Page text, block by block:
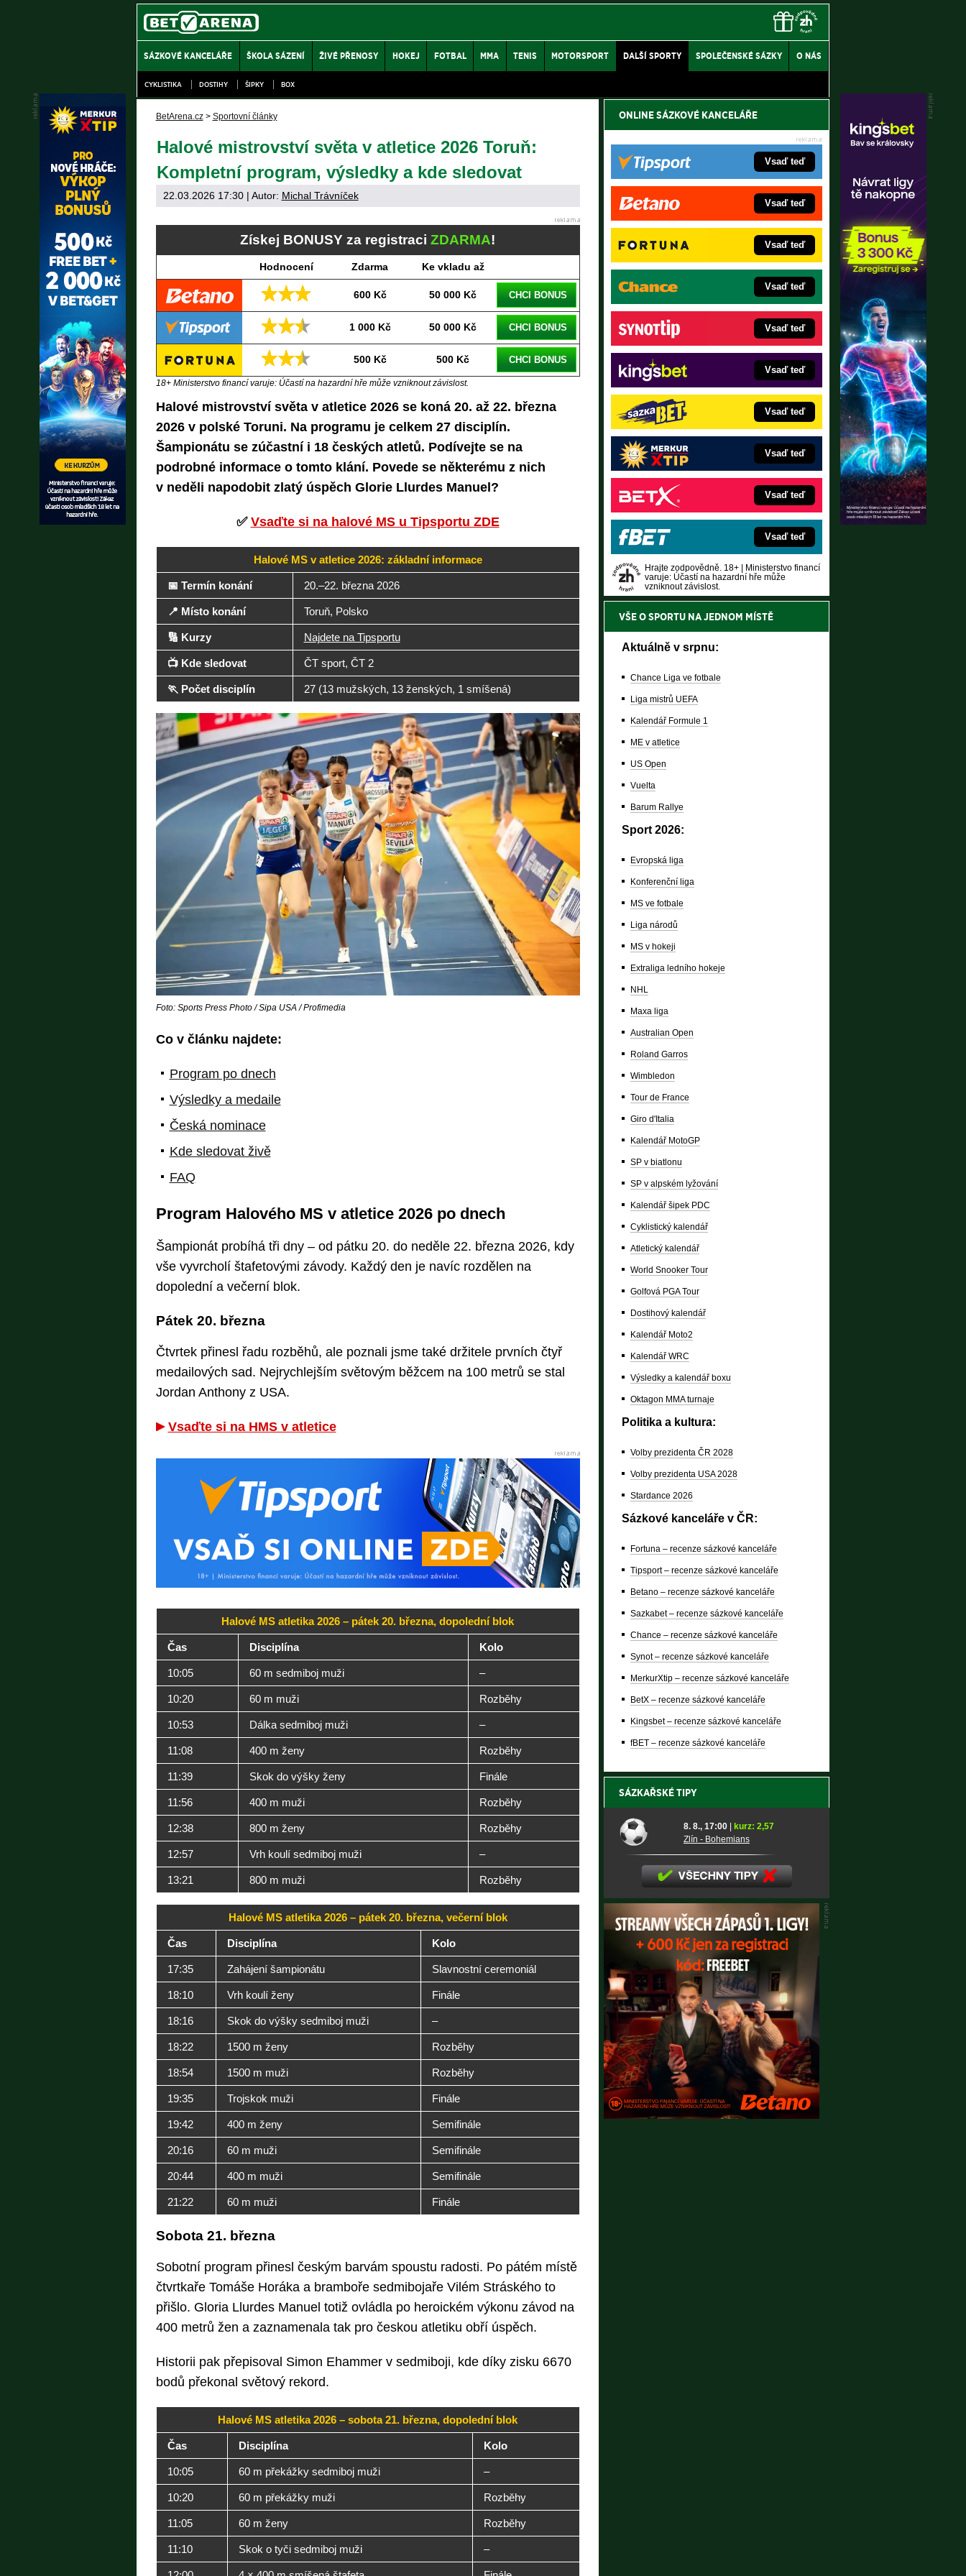
SÁZKOVÉ KANCELÁŘE ŠKOLA SÁZENÍ ŽIVÉ PŘENOSY HOKEJ FOTBAL MMA TENIS MOTORSPORT DALŠÍ SPORTY SPOLEČENSKÉ SÁZKY O NÁS
CYKLISTIKA DOSTIHY ŠIPKY BOX
BetArena.cz > Sportovní články
Halové mistrovství světa v atletice 2026 Toruň:
Kompletní program, výsledky a kde sledovat
22.03.2026 17:30| Autor: Michal Trávníček
Získej BONUSY za registraci ZDARMA!
Hodnocení Zdarma Ke vkladu až
600 Kč 50 000 Kč CHCI BONUS
1 000 Kč 50 000 Kč CHCI BONUS
500 Kč 500 Kč CHCI BONUS
18+ Ministerstvo financí varuje: Účastí na hazardní hře může vzniknout závislost.
Halové mistrovství světa v atletice 2026 se koná 20. až 22. března
2026 v polské Toruni. Na programu je celkem 27 disciplín.
Šampionátu se zúčastní i 18 českých atletů. Podívejte se na
podrobné informace o tomto klání. Povede se některému z nich
v neděli napodobit zlatý úspěch Glorie Llurdes Manuel?
✅ Vsaďte si na halové MS u Tipsportu ZDE
Halové MS v atletice 2026: základní informace
📅 Termín konání 20.–22. března 2026
📍 Místo konání Toruň, Polsko
🔢 Kurzy Najdete na Tipsportu
📺 Kde sledovat ČT sport, ČT 2
🏃 Počet disciplín 27 (13 mužských, 13 ženských, 1 smíšená)
Foto: Sports Press Photo / Sipa USA / Profimedia
Co v článku najdete:
Program po dnech
Výsledky a medaile
Česká nominace
Kde sledovat živě
FAQ
Program Halového MS v atletice 2026 po dnech
Šampionát probíhá tři dny – od pátku 20. do neděle 22. března 2026, kdy
vše vyvrcholí štafetovými závody. Každý den je navíc rozdělen na
dopolední a večerní blok.
Pátek 20. března
Čtvrtek přinesl řadu rozběhů, ale poznali jsme také držitele prvních čtyř
medailových sad. Nejrychlejším světovým běžcem na 100 metrů se stal
Jordan Anthony z USA.
Vsaďte si na HMS v atletice
Halové MS atletika 2026 – pátek 20. března, dopolední blok
Čas Disciplína Kolo
10:05 60 m sedmiboj muži –
10:20 60 m muži Rozběhy
10:53 Dálka sedmiboj muži –
11:08 400 m ženy Rozběhy
11:39 Skok do výšky ženy Finále
11:56 400 m muži Rozběhy
12:38 800 m ženy Rozběhy
12:57 Vrh koulí sedmiboj muži –
13:21 800 m muži Rozběhy
Halové MS atletika 2026 – pátek 20. března, večerní blok
Čas Disciplína Kolo
17:35 Zahájení šampionátu Slavnostní ceremoniál
18:10 Vrh koulí ženy Finále
18:16 Skok do výšky sedmiboj muži –
18:22 1500 m ženy Rozběhy
18:54 1500 m muži Rozběhy
19:35 Trojskok muži Finále
19:42 400 m ženy Semifinále
20:16 60 m muži Semifinále
20:44 400 m muži Semifinále
21:22 60 m muži Finále
Sobota 21. března
Sobotní program přinesl českým barvám spoustu radosti. Po pátém místě
čtvrtkaře Tomáše Horáka a bramboře sedmibojaře Vilém Stráského to
přišlo. Gloria Llurdes Manuel totiž ovládla po heroickém výkonu závod na
400 metrů žen a zaznamenala tak pro českou atletiku obří úspěch.
Historii pak přepisoval Simon Ehammer v sedmiboji, kde díky zisku 6670
bodů překonal světový rekord.
Halové MS atletika 2026 – sobota 21. března, dopolední blok
Čas Disciplína Kolo
10:05 60 m překážky sedmiboj muži –
10:20 60 m překážky muži Rozběhy
11:05 60 m ženy Rozběhy
11:10 Skok o tyči sedmiboj muži –
ONLINE SÁZKOVÉ KANCELÁŘE
Vsaď teď
Vsaď teď
Vsaď teď
Vsaď teď
Vsaď teď
Vsaď teď
Vsaď teď
Vsaď teď
Vsaď teď
Vsaď teď
Hrajte zodpovědně. 18+ | Ministerstvo financí
varuje: Účastí na hazardní hře může
vzniknout závislost.
VŠE O SPORTU NA JEDNOM MÍSTĚ
Aktuálně v srpnu:
Chance Liga ve fotbale
Liga mistrů UEFA
Kalendář Formule 1
ME v atletice
US Open
Vuelta
Barum Rallye
Sport 2026:
Evropská liga
Konferenční liga
MS ve fotbale
Liga národů
MS v hokeji
Extraliga ledního hokeje
NHL
Maxa liga
Australian Open
Roland Garros
Wimbledon
Tour de France
Giro d'Italia
Kalendář MotoGP
SP v biatlonu
SP v alpském lyžování
Kalendář šipek PDC
Cyklistický kalendář
Atletický kalendář
World Snooker Tour
Golfová PGA Tour
Dostihový kalendář
Kalendář Moto2
Kalendář WRC
Výsledky a kalendář boxu
Oktagon MMA turnaje
Politika a kultura:
Volby prezidenta ČR 2028
Volby prezidenta USA 2028
Stardance 2026
Sázkové kanceláře v ČR:
Fortuna – recenze sázkové kanceláře
Tipsport – recenze sázkové kanceláře
Betano – recenze sázkové kanceláře
Sazkabet – recenze sázkové kanceláře
Chance – recenze sázkové kanceláře
Synot – recenze sázkové kanceláře
MerkurXtip – recenze sázkové kanceláře
BetX – recenze sázkové kanceláře
Kingsbet – recenze sázkové kanceláře
fBET – recenze sázkové kanceláře
SÁZKAŘSKÉ TIPY
8. 8., 17:00
kurz: 2,57
Zlín - Bohemians